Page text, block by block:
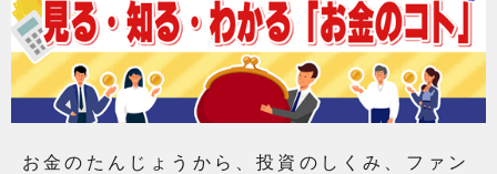
お金のたんじょうから、投資のしくみ、ファン